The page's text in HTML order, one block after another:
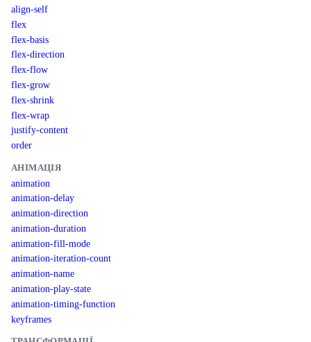
align-self
flex
flex-basis
flex-direction
flex-flow
flex-grow
flex-shrink
flex-wrap
justify-content
order
АНІМАЦІЯ
animation
animation-delay
animation-direction
animation-duration
animation-fill-mode
animation-iteration-count
animation-name
animation-play-state
animation-timing-function
keyframes